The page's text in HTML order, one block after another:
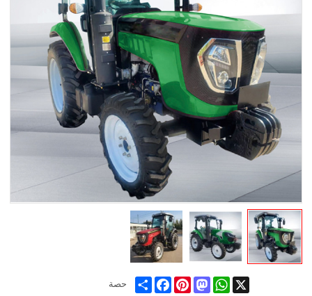
حصة Share
FacebookPinterest
MastodonWhatsApp
X